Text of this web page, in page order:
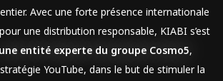
Avec une forte présence internationale
une distribution responsable, KIABI s’est
une entité experte du groupe Cosmo5,
YouTube, dans le but de stimuler la